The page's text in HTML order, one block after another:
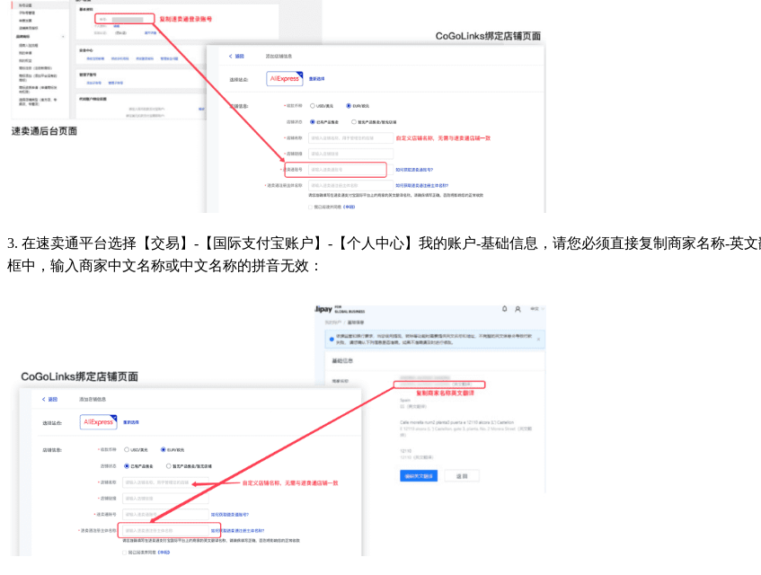
3. 在速卖通平台选择【交易】-【国际支付宝账户】-【个人中心】我的账户-基础信息，请您必须直接复制商家名称-英
框中，输入商家中文名称或中文名称的拼音无效：